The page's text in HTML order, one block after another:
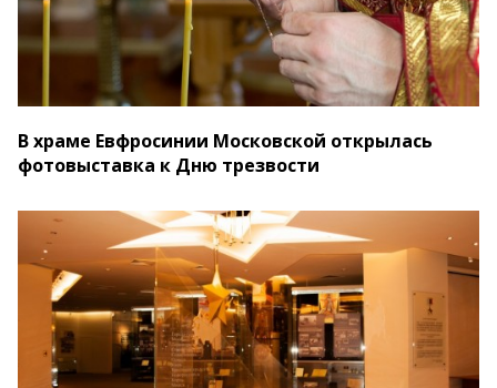
В храме Евфросинии Московской открылась
фотовыставка к Дню трезвости